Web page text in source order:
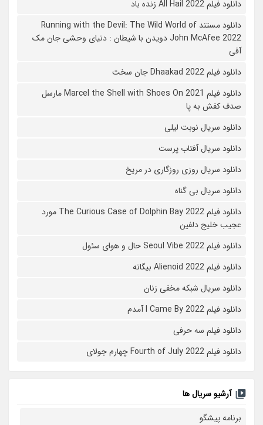
دانلود فیلم All Hail 2022 زنده باد
دانلود مستند Running with the Devil: The Wild World of
John McAfee 2022 دویدن با شیطان : دنیای وحشی جان مک
آفی
دانلود فیلم Dhaakad 2022 جان سخت
دانلود فیلم Marcel the Shell with Shoes On 2021 مارسل
صدف کفش به پا
دانلود سریال نوبت لیلی
دانلود سریال آفتاب پرست
دانلود سریال روزی روزگاری در مریخ
دانلود سریال بی گناه
دانلود فیلم The Curious Case of Dolphin Bay 2022 مورد
عجیب خلیج دلفین
دانلود فیلم Seoul Vibe 2022 حال و هوای سئول
دانلود فیلم Alienoid 2022 بیگانه
دانلود سریال شبکه مخفی زنان
دانلود فیلم I Came By 2022 آمدم
دانلود فیلم سه حرفی
دانلود فیلم Fourth of July 2022 چهارم جولای
آرشیو سریال ها
برنامه پیشگو